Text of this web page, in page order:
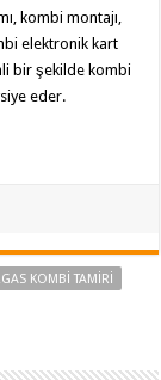
kombi montajı,
elektronik kart
bir şekilde kombi
eder.
KOMBI TAMIRI